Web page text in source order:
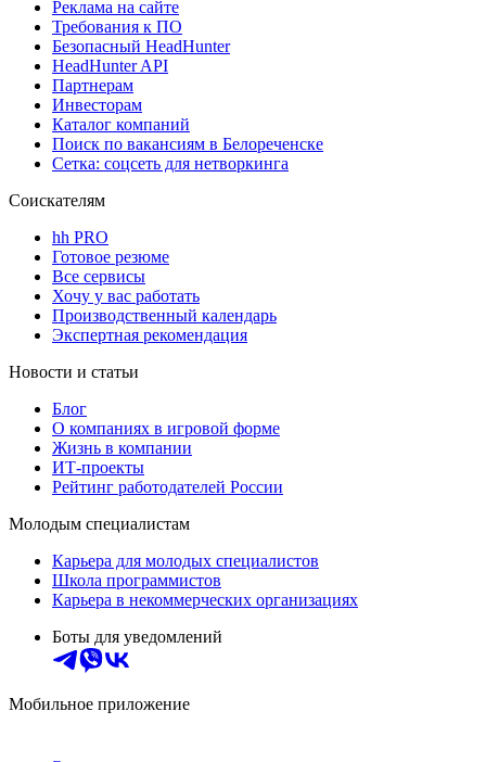
Реклама на сайте
Требования к ПО
Безопасный HeadHunter
HeadHunter API
Партнерам
Инвесторам
Каталог компаний
Поиск по вакансиям в Белореченске
Сетка: соцсеть для нетворкинга
Соискателям
hh PRO
Готовое резюме
Все сервисы
Хочу у вас работать
Производственный календарь
Экспертная рекомендация
Новости и статьи
Блог
О компаниях в игровой форме
Жизнь в компании
ИТ-проекты
Рейтинг работодателей России
Молодым специалистам
Карьера для молодых специалистов
Школа программистов
Карьера в некоммерческих организациях
Боты для уведомлений
Мобильное приложение